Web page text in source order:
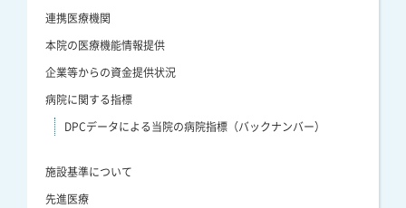
連携医療機関
本院の医療機能情報提供
企業等からの資金提供状況
病院に関する指標
DPCデータによる当院の病院指標（バックナンバー）
施設基準について
先進医療